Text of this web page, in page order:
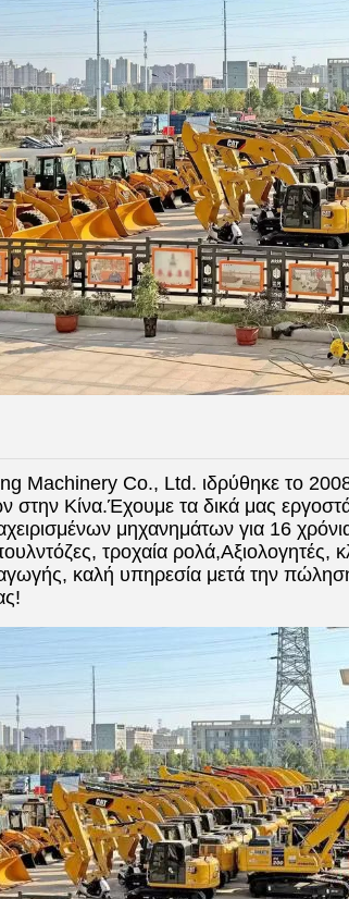
Machinery Co., Ltd. ιδρύθηκε το
στην Κίνα.Έχουμε τα δικά μας
μηχανημάτων για 16
τροχαία ρολά,Αξιολογητές,
καλή υπηρεσία μετά την πώληση